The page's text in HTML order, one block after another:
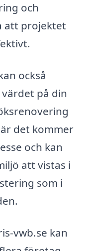
och
att projektet
också
på din
det kommer
och kan
att vistas i
som i
vwb.se kan